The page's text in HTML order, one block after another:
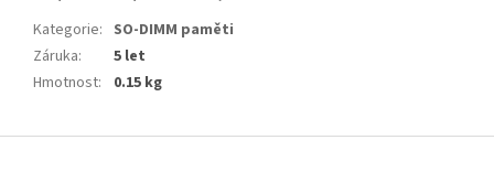
Kategorie: SO-DIMM paměti
Záruka:
5 let
Hmotnost: 0.15 kg